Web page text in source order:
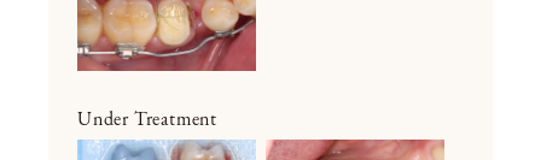
Under Treatment